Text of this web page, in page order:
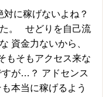
対に稼げないよね？
。 せどりを自己流
資金力ないから、
そもアクセス来な
すが…？ アドセンス
本当に稼げるよう